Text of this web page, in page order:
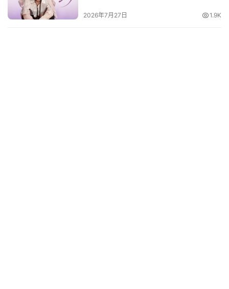
2026年7月27日 1.9K